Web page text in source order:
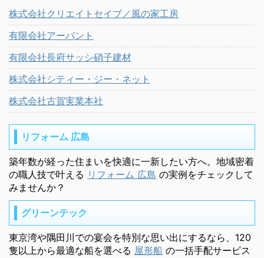
株式会社クリエイトセイブ／風の家工房
有限会社アーバント
有限会社長府サッシ硝子建材
株式会社シティー・ジー・ネット
株式会社古賀実業本社
リフォーム 広島
築年数が経った住まいを快適に一新したい方へ。地域密着
の職人技で叶える リフォーム 広島 の実例をチェックして
みませんか？
グリーンテック
東京湾や隅田川での宴会を特別な思い出にするなら、120
隻以上から最適な船を選べる 屋形船 の一括手配サービス